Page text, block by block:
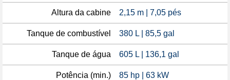
Altura da cabine 2,15 m | 7,05 pés
Tanque de combustível 380 L | 85,5 gal
Tanque de água 605 L | 136,1 gal
Potência (min.) 85 hp | 63 kW